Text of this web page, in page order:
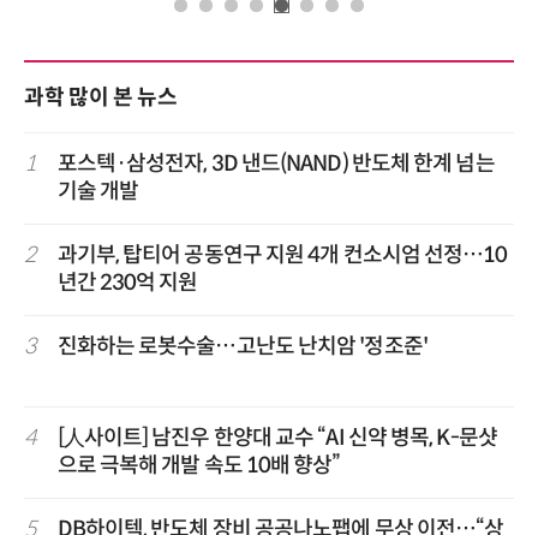
과학 많이 본 뉴스
1
포스텍·삼성전자, 3D 낸드(NAND) 반도체 한계 넘는
기술 개발
2
과기부, 탑티어 공동연구 지원 4개 컨소시엄 선정…10
년간 230억 지원
3 진화하는 로봇수술…고난도 난치암 '정조준'
4
[人사이트] 남진우 한양대 교수 “AI 신약 병목, K-문샷
으로 극복해 개발 속도 10배 향상”
5
DB하이텍, 반도체 장비 공공나노팹에 무상 이전…“상